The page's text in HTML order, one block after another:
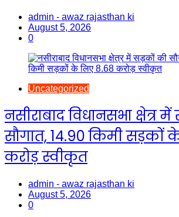
admin - awaz rajasthan ki
August 5, 2026
0
Uncategorized
नसीराबाद विधानसभा क्षेत्र
सौगात, 14.90 किमी सड़कों
करोड़ स्वीकृत
admin - awaz rajasthan ki
August 5, 2026
0